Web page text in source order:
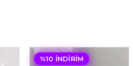
%10 İNDIRIM